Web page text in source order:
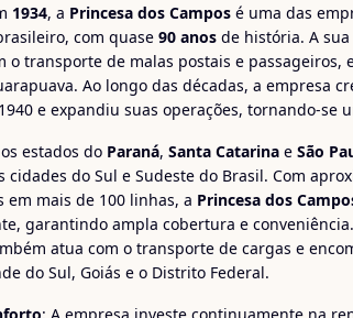
1934, a Princesa dos Campos é uma das
com quase 90 anos de história. A
o transporte de malas postais e
Ao longo das décadas, a empresa
e expandiu suas operações, tornando-se
estados do Paraná, Santa Catarina e São
cidades do Sul e Sudeste do Brasil. Com
mais de 100 linhas, a Princesa dos
garantindo ampla cobertura e
atua com o transporte de cargas e
do Sul, Goiás e o Distrito Federal.